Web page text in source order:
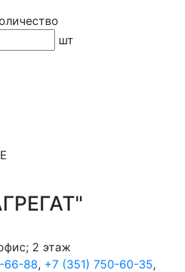
шт
2 этаж
66-88, +7 (351) 750-60-35,